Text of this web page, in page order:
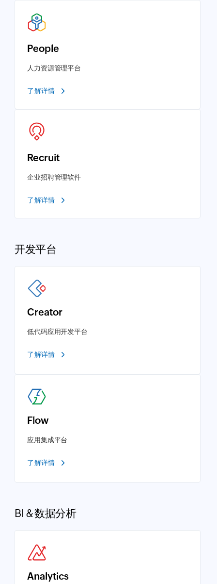
People
人力资源管理平台
了解详情
Recruit
企业招聘管理软件
了解详情
开发平台
Creator
低代码应用开发平台
了解详情
Flow
应用集成平台
了解详情
BI & 数据分析
Analytics